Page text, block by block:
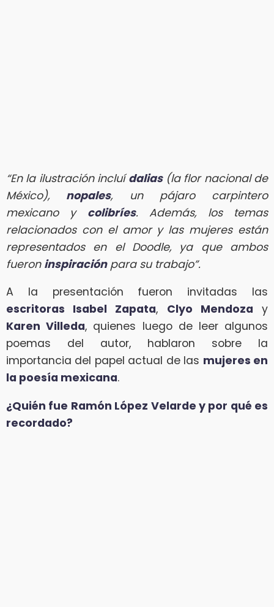
“En la ilustración incluídalias(la flor nacional de
México), nopales, un pájaro carpintero
mexicano y colibríes. Además, los temas
relacionados con el amor y las mujeres están
representados en el Doodle, ya que ambos
fueron inspiraciónpara su trabajo”.
A la presentación fueron invitadas las
escritoras Isabel Zapata, Clyo Mendoza y
Karen Villeda, quienes luego de leer algunos
poemas del autor, hablaron sobre la
importancia del papel actual de las mujeres en
la poesía mexicana.
¿Quién fue Ramón López Velarde y por qué es
recordado?